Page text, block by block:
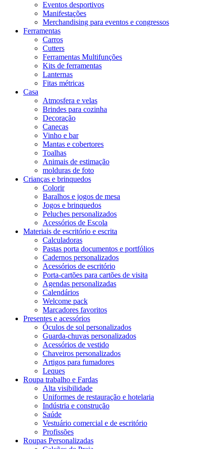
Eventos desportivos
Manifestações
Merchandising para eventos e congressos
Ferramentas
Carros
Cutters
Ferramentas Multifunções
Kits de ferramentas
Lanternas
Fitas métricas
Casa
Atmosfera e velas
Brindes para cozinha
Decoração
Canecas
Vinho e bar
Mantas e cobertores
Toalhas
Animais de estimação
molduras de foto
Crianças e brinquedos
Colorir
Baralhos e jogos de mesa
Jogos e brinquedos
Peluches personalizados
Acessórios de Escola
Materiais de escritório e escrita
Calculadoras
Pastas porta documentos e portfólios
Cadernos personalizados
Acessórios de escritório
Porta-cartões para cartões de visita
Agendas personalizadas
Calendários
Welcome pack
Marcadores favoritos
Presentes e acessórios
Óculos de sol personalizados
Guarda-chuvas personalizados
Acessórios de vestido
Chaveiros personalizados
Artigos para fumadores
Leques
Roupa trabalho e Fardas
Alta visibilidade
Uniformes de restauração e hotelaria
Indústria e construção
Saúde
Vestuário comercial e de escritório
Profissões
Roupas Personalizadas